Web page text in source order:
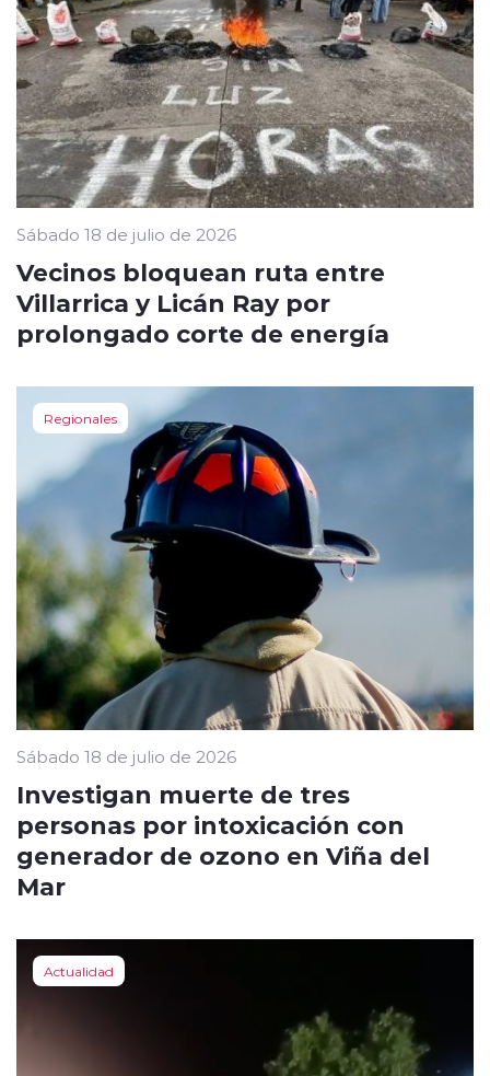
Sábado 18 de julio de 2026
Vecinos bloquean ruta entre
Villarrica y Licán Ray por
prolongado corte de energía
Regionales
Sábado 18 de julio de 2026
Investigan muerte de tres
personas por intoxicación con
generador de ozono en Viña del
Mar
Actualidad